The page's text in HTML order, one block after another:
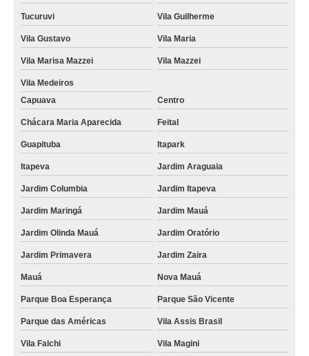
Tucuruvi Vila Guilherme
Vila Gustavo Vila Maria
Vila Marisa Mazzei Vila Mazzei
Vila Medeiros
Capuava
Centro
Chácara Maria Aparecida Feital
Guapituba Itapark
Itapeva Jardim Araguaia
Jardim Columbia Jardim Itapeva
Jardim Maringá Jardim Mauá
Jardim Olinda Mauá Jardim Oratório
Jardim Primavera Jardim Zaira
Mauá Nova Mauá
Parque Boa Esperança Parque São Vicente
Parque das Américas Vila Assis Brasil
Vila Falchi Vila Magini